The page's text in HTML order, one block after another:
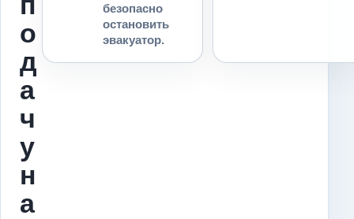
о
д
а
ч
у
н
а
безопасно
остановить
эвакуатор.